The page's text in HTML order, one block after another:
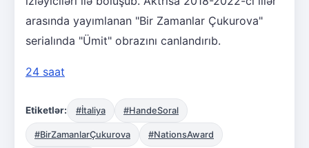
arasında yayımlanan "Bir Zamanlar Çukurova"
serialında "Ümit" obrazını canlandırıb.
24 saat
Etiketlər: #İtaliya #HandeSoral
#BirZamanlarÇukurova #NationsAward